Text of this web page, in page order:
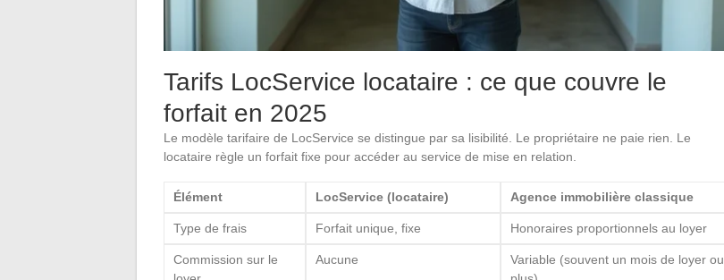
Tarifs LocService locataire : ce que couvre le
forfait en 2025
Le modèle tarifaire de LocService se distingue par sa lisibilité. Le propriétaire ne paie rien. Le
locataire règle un forfait fixe pour accéder au service de mise en relation.
Élément LocService (locataire) Agence immobilière classique
Type de frais Forfait unique, fixe Honoraires proportionnels au loyer
Commission sur le
Aucune
Variable (souvent un mois de loyer ou